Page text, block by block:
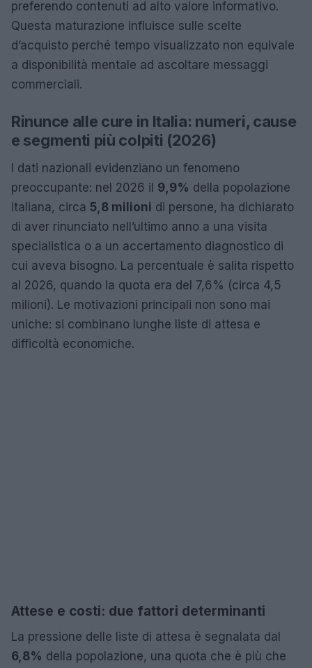
preferendo contenuti ad alto valore informativo.
Questa maturazione influisce sulle scelte
d’acquisto perché tempo visualizzato non equivale
a disponibilità mentale ad ascoltare messaggi
commerciali.
Rinunce alle cure in Italia: numeri, cause
e segmenti più colpiti (2026)
I dati nazionali evidenziano un fenomeno
preoccupante: nel 2026 il 9,9% della popolazione
italiana, circa 5,8 milioni di persone, ha dichiarato
di aver rinunciato nell’ultimo anno a una visita
specialistica o a un accertamento diagnostico di
cui aveva bisogno. La percentuale è salita rispetto
al 2026, quando la quota era del 7,6% (circa 4,5
milioni). Le motivazioni principali non sono mai
uniche: si combinano lunghe liste di attesa e
difficoltà economiche.
Attese e costi: due fattori determinanti
La pressione delle liste di attesa è segnalata dal
6,8% della popolazione, una quota che è più che